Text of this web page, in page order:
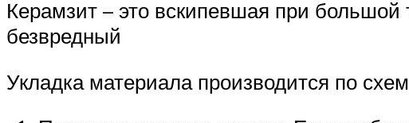
Керамзит – это вскипевшая при большой
безвредный
Укладка материала производится по